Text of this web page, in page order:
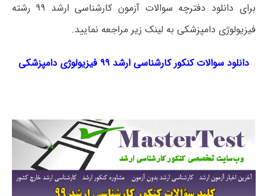
برای دانلود دفترچه سوالات آزمون کارشناسی ارشد ۹۹ رشته
فیزیولوژی دامپزشکی به لینک زیر مراجعه نمایید.
دانلود سوالات کنکور کارشناسی ارشد ۹۹ فیزیولوژی دامپزشکی